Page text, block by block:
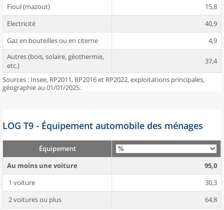
Fioul (mazout)
15,8
Electricité
40,9
Gaz en bouteilles ou en citerne
4,9
Autres (bois, solaire, géothermie,
etc.)
37,4
Sources : Insee, RP2011, RP2016 et RP2022, exploitations principales,
géographie au 01/01/2025.
LOG T9 - Équipement automobile des ménages
Équipement
Au moins une voiture
95,0
1 voiture
30,3
2 voitures ou plus
64,8